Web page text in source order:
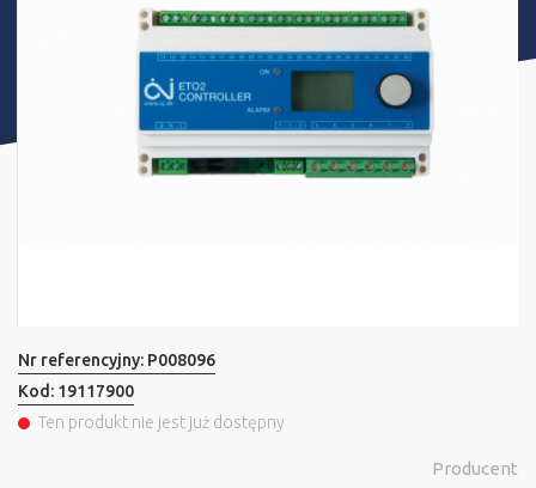
Nr referencyjny: P008096
Kod: 19117900
Ten produkt nie jest już dostępny
Producent